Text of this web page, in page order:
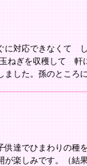
対応できなくて
ねぎを収穫して 軒
した。孫のところに
供達でひまわりの種
が楽しみです。（結